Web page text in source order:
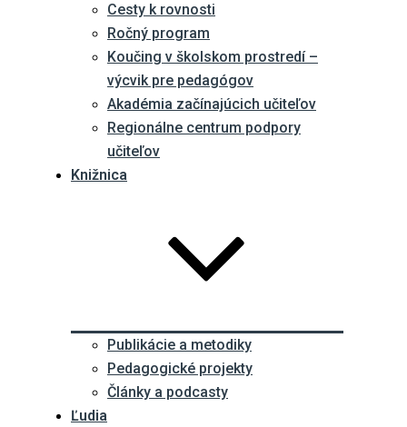
Cesty k rovnosti
Ročný program
Koučing v školskom prostredí –
výcvik pre pedagógov
Akadémia začínajúcich učiteľov
Regionálne centrum podpory
učiteľov
Knižnica
Publikácie a metodiky
Pedagogické projekty
Články a podcasty
Ľudia